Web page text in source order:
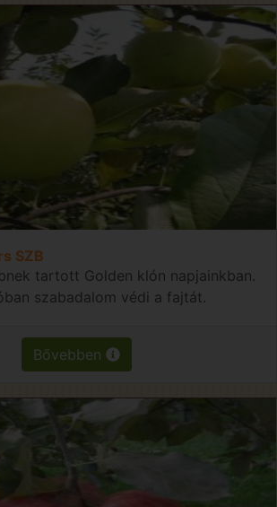
SZB
tartott Golden klón napjainkban.
szabadalom védi a fajtát.
Bővebben